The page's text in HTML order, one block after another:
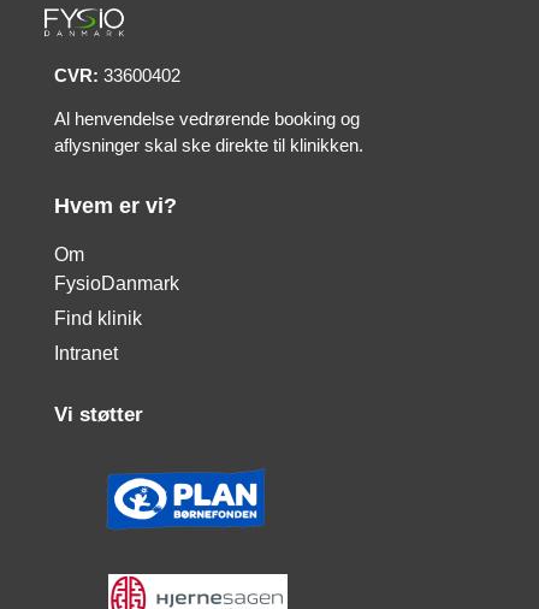
CVR: 33600402
Al henvendelse vedrørende booking og
aflysninger skal ske direkte til klinikken.
Hvem er vi?
Om
FysioDanmark
Find klinik
Intranet
Vi støtter